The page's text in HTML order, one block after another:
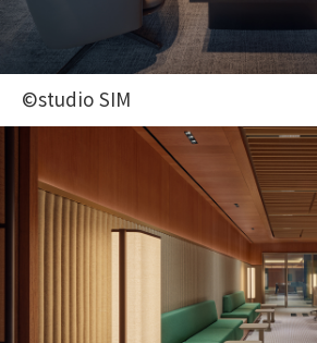
©studio SIM